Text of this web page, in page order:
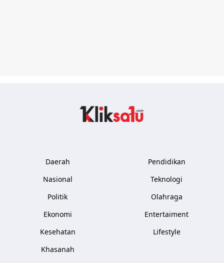
Daerah
Nasional
Politik
Ekonomi
Kesehatan
Khasanah
Pendidikan
Teknologi
Olahraga
Entertaiment
Lifestyle